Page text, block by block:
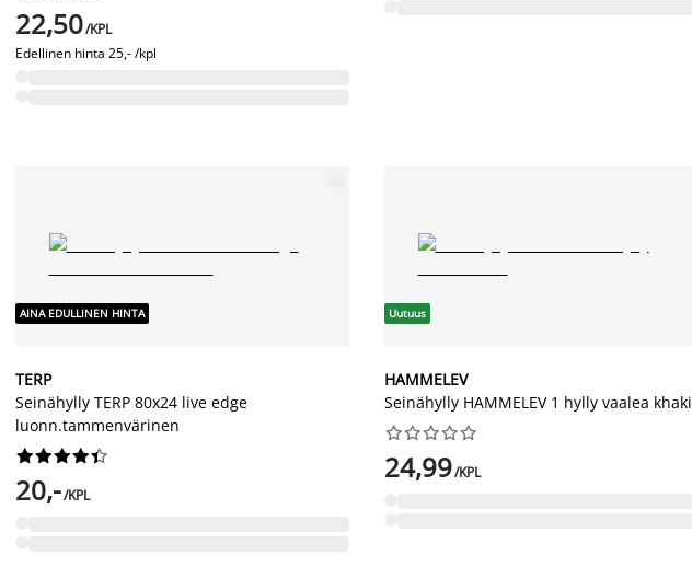
22,50/KPL
Edellinen hinta 25,- /kpl
AINA EDULLINEN HINTA
TERP
Seinähylly TERP 80x24 live edge
luonn.tammenvärinen






20,-/KPL
Uutuus
HAMMELEV
Seinähylly HAMMELEV 1 hylly vaalea khaki






24,99/KPL